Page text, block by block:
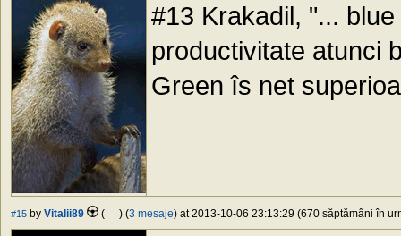
#13 Krakadil, "...
productivitate atunci
Green îs net
#15 by Vitalii89 ( ) (3 mesaje) at 2013-10-06 23:13:29 (670 săptămâni în